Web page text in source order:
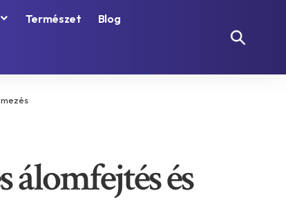
Természet Blog
álomfejtés és